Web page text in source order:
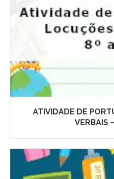
ATIVIDADE DE
VERBAIS